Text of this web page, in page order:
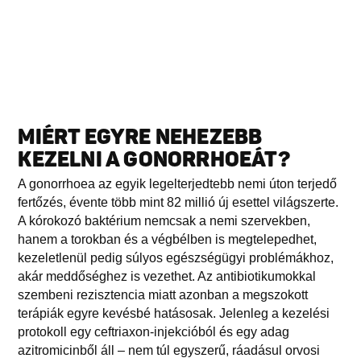
MIÉRT EGYRE NEHEZEBB
KEZELNI A GONORRHOEÁT?
A gonorrhoea az egyik legelterjedtebb nemi úton terjedő
fertőzés, évente több mint 82 millió új esettel világszerte.
A kórokozó baktérium nemcsak a nemi szervekben,
hanem a torokban és a végbélben is megtelepedhet,
kezeletlenül pedig súlyos egészségügyi problémákhoz,
akár meddőséghez is vezethet. Az antibiotikumokkal
szembeni rezisztencia miatt azonban a megszokott
terápiák egyre kevésbé hatásosak. Jelenleg a kezelési
protokoll egy ceftriaxon-injekcióból és egy adag
azitromicinből áll – nem túl egyszerű, ráadásul orvosi